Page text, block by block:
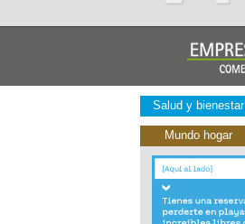
Salud y bienestar
Mundo hogar